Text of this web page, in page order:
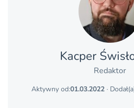
Kacper
Redaktor
Aktywny od:01.03.2022 ·